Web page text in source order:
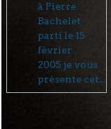
à Pierre
Bachelet
parti le 15
février
2005 je vous
présente cet...